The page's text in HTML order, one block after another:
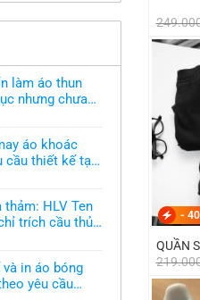
làm áo thun
nhưng chưa
áo khoác
cầu thiết kế tại
thảm: HLV Ten
trích cầu thủ,
in áo bóng
yêu cầu
-
QUẦN